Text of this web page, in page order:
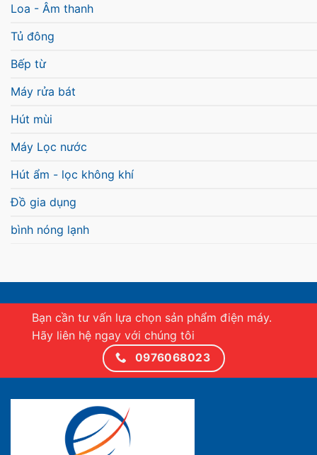
Loa - Âm thanh
Tủ đông
Bếp từ
Máy rửa bát
Hút mùi
Máy Lọc nước
Hút ẩm - lọc không khí
Đồ gia dụng
bình nóng lạnh
Bạn cần tư vấn lựa chọn sản phẩm điện máy.
Hãy liên hệ ngay với chúng tôi
0976068023